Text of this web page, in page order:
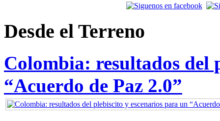
Desde el Terreno
Colombia: resultados del
“Acuerdo de Paz 2.0”